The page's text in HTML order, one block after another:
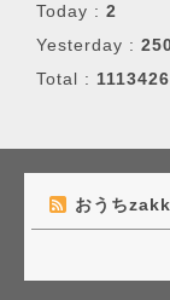
Today : 2
Yesterday :
Total : 1113426
おうち